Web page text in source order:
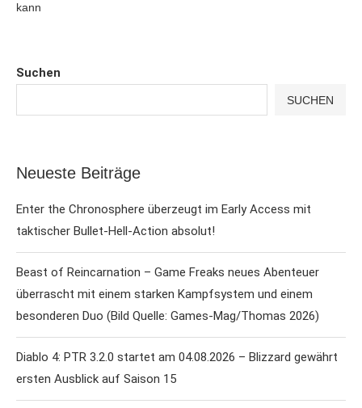
Suchen
SUCHEN
Neueste Beiträge
Enter the Chronosphere überzeugt im Early Access mit
taktischer Bullet-Hell-Action absolut!
Beast of Reincarnation – Game Freaks neues Abenteuer
überrascht mit einem starken Kampfsystem und einem
besonderen Duo (Bild Quelle: Games-Mag/Thomas 2026)
Diablo 4: PTR 3.2.0 startet am 04.08.2026 – Blizzard gewährt
ersten Ausblick auf Saison 15
kann